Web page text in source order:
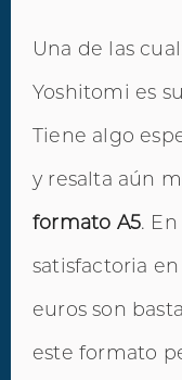
Una de las
Yoshitomi es su
Tiene algo
y resalta aún
formato A5.
satisfactoria en
euros son
este formato